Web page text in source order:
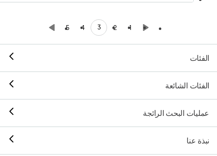
1
2
3
4
5
الفئات
الفئات الشائعة
عمليات البحث الرائجة
نبذة عنا